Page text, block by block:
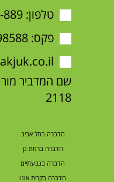
טלפון:889
פקס: 1533-9098588
שם המדביר מור
2118
הדברה בתל אביב
הדברה ברמת גן
הדברה בגבעתיים
הדברה בקרית אונו